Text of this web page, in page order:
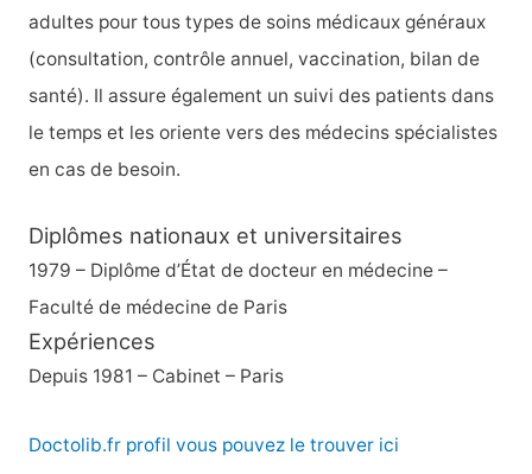
e
r
:
adultes pour tous types de soins médicaux généraux
(consultation, contrôle annuel, vaccination, bilan de
santé). Il assure également un suivi des patients dans
le temps et les oriente vers des médecins spécialistes
en cas de besoin.
Diplômes nationaux et universitaires
1979 – Diplôme d’État de docteur en médecine –
Faculté de médecine de Paris
Expériences
Depuis 1981 – Cabinet – Paris
Doctolib.fr profil vous pouvez le trouver ici